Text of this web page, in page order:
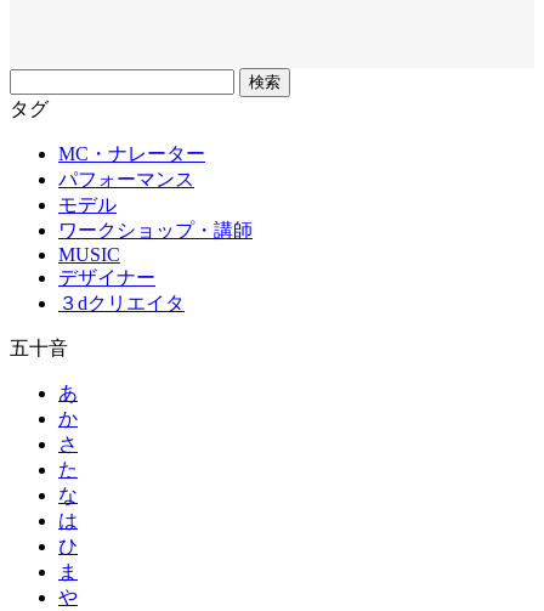
リ
タグ
MC・ナレーター
パフォーマンス
モデル
ワークショップ・講師
MUSIC
デザイナー
３dクリエイタ
五十音
あ
か
さ
た
な
は
ひ
ま
や